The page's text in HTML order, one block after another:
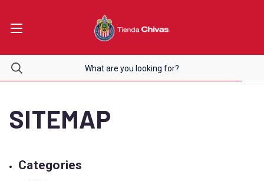
SITEMAP
Categories